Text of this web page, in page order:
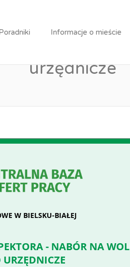
Informacje o mieście
inspektora
urzędnicze
W BIELSKU-BIAŁEJ
- NABÓR NA